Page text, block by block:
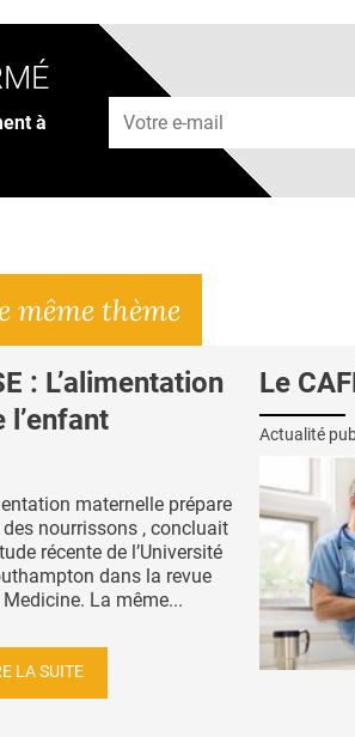
à
Adresse e-mail
même thème
: L’alimentation
l’enfant
maternelle prépare
des nourrissons , concluait
récente de l’Université
dans la revue
Medicine. La même...
LA SUITE
Le
Actualité